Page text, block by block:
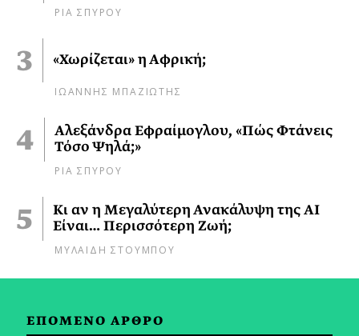
ΡΙΑ ΣΠΥΡΟΥ
«Χωρίζεται» η Αφρική;
ΙΩΑΝΝΗΣ ΜΠΑΖΙΩΤΗΣ
Αλεξάνδρα Εφραίμογλου, «Πώς Φτάνεις
Τόσο Ψηλά;»
ΡΙΑ ΣΠΥΡΟΥ
Κι αν η Μεγαλύτερη Ανακάλυψη της AI
Είναι… Περισσότερη Ζωή;
ΜΥΛΑΙΔΗ ΣΤΟΥΜΠΟΥ
ΕΠΟΜΕΝΟ ΑΡΘΡΟ